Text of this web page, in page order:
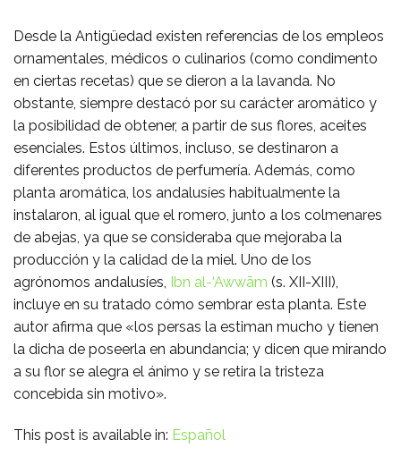
Desde la Antigüedad existen referencias de los empleos
ornamentales, médicos o culinarios (como condimento
en ciertas recetas) que se dieron a la lavanda. No
obstante, siempre destacó por su carácter aromático y
la posibilidad de obtener, a partir de sus flores, aceites
esenciales. Estos últimos, incluso, se destinaron a
diferentes productos de perfumería. Además, como
planta aromática, los andalusíes habitualmente la
instalaron, al igual que el romero, junto a los colmenares
de abejas, ya que se consideraba que mejoraba la
producción y la calidad de la miel. Uno de los
agrónomos andalusíes, Ibn al-‘Awwām (s. XII-XIII),
incluye en su tratado cómo sembrar esta planta. Este
autor afirma que «los persas la estiman mucho y tienen
la dicha de poseerla en abundancia; y dicen que mirando
a su flor se alegra el ánimo y se retira la tristeza
concebida sin motivo».
This post is available in: Español